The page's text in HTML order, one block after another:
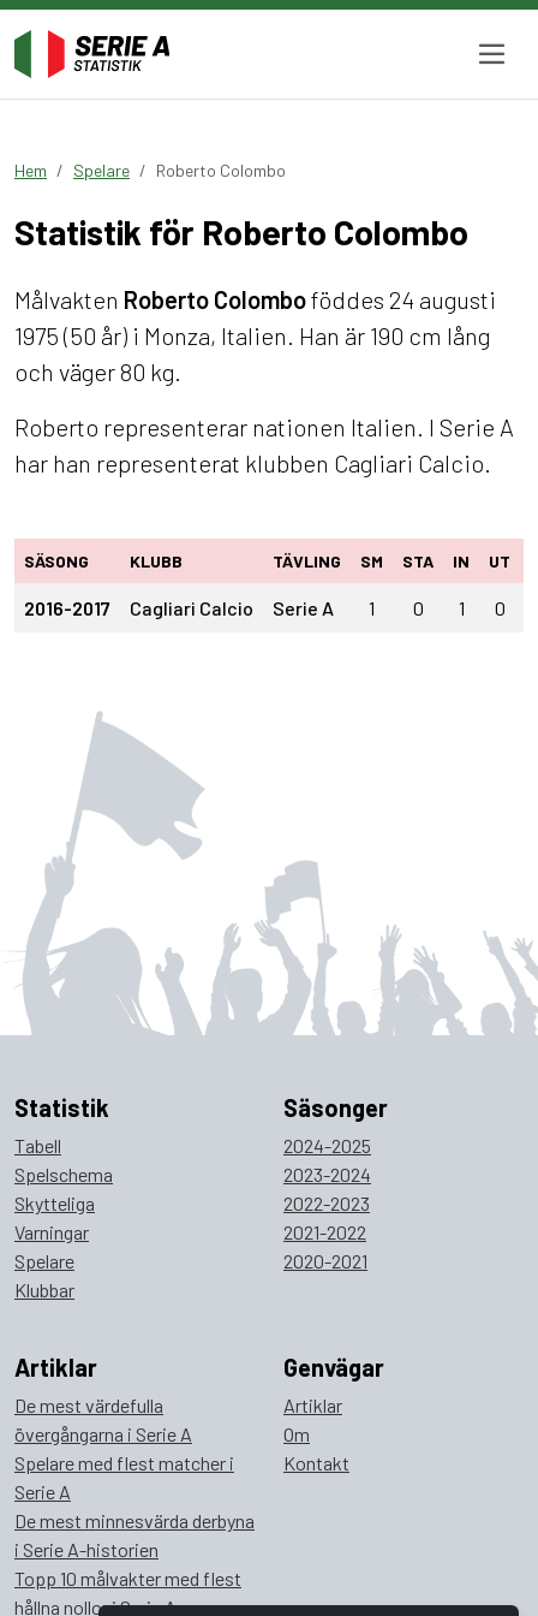
Hem Spelare Roberto Colombo
Statistik för Roberto Colombo
Målvakten Roberto Colomboföddes 24 augusti
1975 (50 år) i Monza, Italien. Han är 190 cm lång
och väger 80 kg.
Roberto representerar nationen Italien. I Serie A
har han representerat klubben Cagliari Calcio.
SÄSONG KLUBB TÄVLING SM STA IN UT
2016-2017 Cagliari Calcio Serie A 1 0 1 0
Statistik
Tabell
Spelschema
Skytteliga
Varningar
Spelare
Klubbar
Säsonger
2024-2025
2023-2024
2022-2023
2021-2022
2020-2021
Artiklar
De mest värdefulla
övergångarna i Serie A
Spelare med flest matcher i
Serie A
De mest minnesvärda derbyna
i Serie A-historien
Topp 10 målvakter med flest
hållna nollor i Serie A
Genvägar
Artiklar
Om
Kontakt